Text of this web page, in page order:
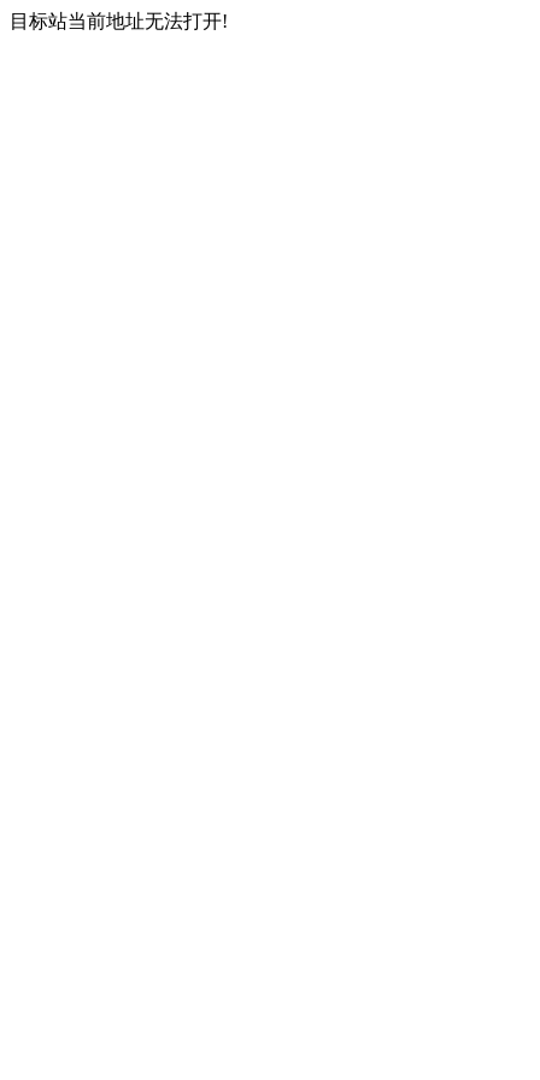
目标站当前地址无法打开!